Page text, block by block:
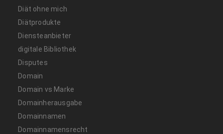
Diät ohne mich
Diätprodukte
Diensteanbieter
digitale Bibliothek
Disputes
Domain
Domain vs Marke
Domainherausgabe
Domainnamen
Domainnamensrecht